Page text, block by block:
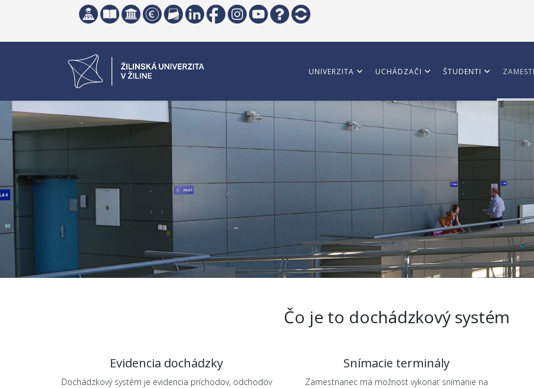
UNIVERZITA UCHÁDZAČI ŠTUDENTI
Čo je to dochádzkový systém
Evidencia dochádzky
Dochádzkový systém je evidencia príchodov, odchodov
Snímacie terminály
Zamestnanec má možnost vykonať snímanie na